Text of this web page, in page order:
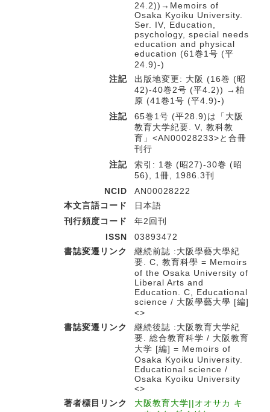
24.2))→Memoirs of
Osaka Kyoiku University.
Ser. IV, Education,
psychology, special needs
education and physical
education (61巻1号 (平
24.9)-)
注記
出版地変更: 大阪 (16巻 (昭
42)-40巻2号 (平4.2)) →柏
原 (41巻1号 (平4.9)-)
注記
65巻1号 (平28.9)は「大阪
教育大学紀要. V, 教科教
育」<AN00028233>と合冊
刊行
注記
索引: 1巻 (昭27)-30巻 (昭
56), 1冊, 1986.3刊
NCID
AN00028222
本文言語コード
日本語
刊行頻度コード
年2回刊
ISSN
03893472
書誌変遷リンク
継続前誌 :大阪學藝大學紀
要. C, 教育科學 = Memoirs
of the Osaka University of
Liberal Arts and
Education. C, Educational
science / 大阪學藝大學 [編]
<>
書誌変遷リンク
継続後誌 :大阪教育大学紀
要. 総合教育科学 / 大阪教育
大学 [編] = Memoirs of
Osaka Kyoiku University.
Educational science /
Osaka Kyoiku University
<>
著者標目リンク
大阪教育大学||オオサカ キ